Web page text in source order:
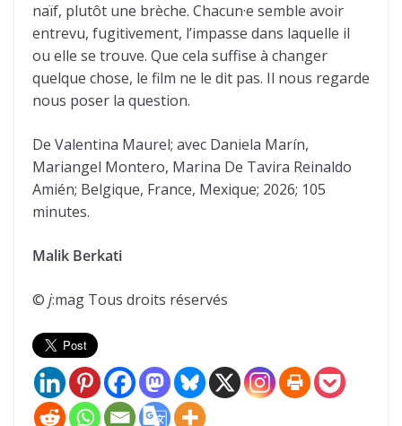
naïf, plutôt une brèche. Chacun·e semble avoir
entrevu, fugitivement, l’impasse dans laquelle il
ou elle se trouve. Que cela suffise à changer
quelque chose, le film ne le dit pas. Il nous regarde
nous poser la question.
De Valentina Maurel; avec Daniela Marín,
Mariangel Montero, Marina De Tavira Reinaldo
Amién; Belgique, France, Mexique; 2026; 105
minutes.
Malik Berkati
© j:mag Tous droits réservés